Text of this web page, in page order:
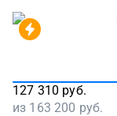
127 310 руб.
из 163 200 руб.